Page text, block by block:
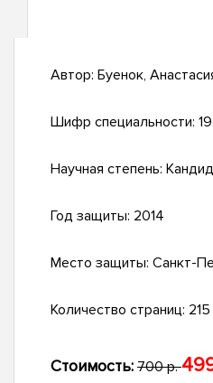
Автор: Буенок,
Шифр специальности:
Научная степень:
Год защиты: 2014
Место защиты: Санкт-
Количество страниц:
Стоимость: 700 р.